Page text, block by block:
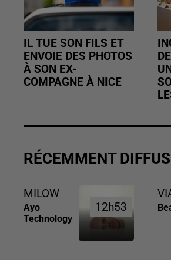
IL TUE SON FILS ET
ENVOIE DES PHOTOS
À SON EX-
COMPAGNE À NICE
RÉCEMMENT
MILOW
Ayo
Technology
12h53
12h53